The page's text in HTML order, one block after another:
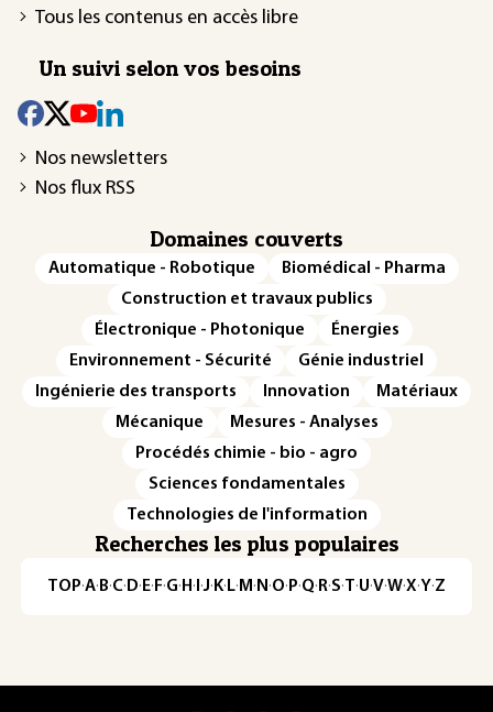
Tous les contenus en accès libre
Un suivi selon vos besoins
Nos newsletters
Nos flux RSS
Domaines couverts
Automatique - Robotique
Biomédical - Pharma
Construction et travaux publics
Électronique - Photonique
Énergies
Environnement - Sécurité
Génie industriel
Ingénierie des transports
Innovation
Matériaux
Mécanique
Mesures - Analyses
Procédés chimie - bio - agro
Sciences fondamentales
Technologies de l'information
Recherches les plus populaires
TOP·A·B·C· D· E· F·G· H · ·J· K· L· M · N ·O· P·Q· R·S·T·U·V·W·X·Y·Z